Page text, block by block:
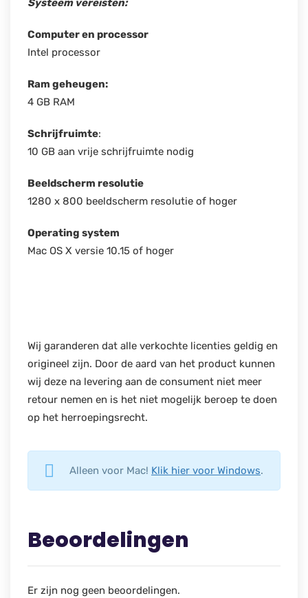
Computer en processor
Intel processor
Ram geheugen:
4 GB RAM
Schrijfruimte:
10 GB aan vrije schrijfruimte nodig
Beeldscherm resolutie
1280 x 800 beeldscherm resolutie of hoger
Operating system
Mac OS X versie 10.15 of hoger
Wij garanderen dat alle verkochte licenties geldig en
origineel zijn. Door de aard van het product kunnen
wij deze na levering aan de consument niet meer
retour nemen en is het niet mogelijk beroep te doen
op het herroepingsrecht.
Alleen voor Mac! Klik hier voor Windows.
Beoordelingen
Er zijn nog geen beoordelingen.